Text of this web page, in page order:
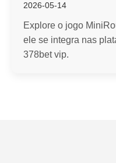
2026-05-14
Explore o jogo
ele se integra nas
378bet vip.